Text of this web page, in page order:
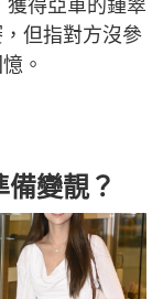
獲得亞軍的鍾翠
但指對方沒參
。
變靚？